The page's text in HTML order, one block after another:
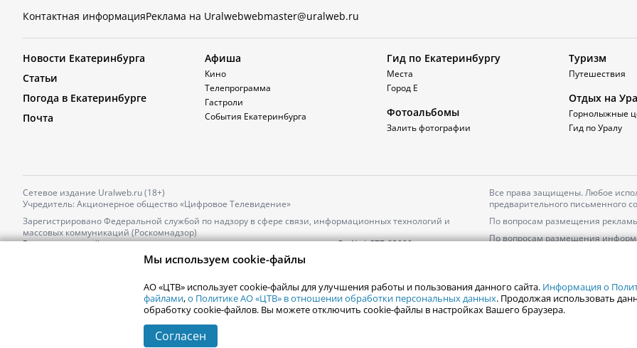
Контактная информацияРеклама на Uralwebwebmaster@uralweb.ru
Новости Екатеринбурга
Статьи
Погода в Екатеринбурге
Почта
Афиша
Кино
Телепрограмма
Гастроли
События Екатеринбурга
Гид по Екатеринбургу
Места
Город Е
Фотоальбомы
Залить фотографии
Туризм
Путешествия
Отдых на
Горнолыжные
Гид по Уралу
Сетевое издание Uralweb.ru (18+)
Учредитель: Акционерное общество «Цифровое Телевидение»
Зарегистрировано Федеральной службой по надзору в сфере связи, информационных технологий и
массовых коммуникаций (Роскомнадзор)
Регистрационный номер и дата принятия решения о регистрации: серияЭл № ФС77-82000
+7 (912) 244-87-87,
Электронный адрес редакции:news@uralweb.ru
Все права защищены. Любое
предварительного письменного
По вопросам размещения
По вопросам размещения
Екатеринбург
Мы используем cookie-файлы
АО «ЦТВ» использует cookie-файлы для улучшения работы и пользования данного сайта. Информация о
файлами,о Политике АО «ЦТВ» в отношении обработки персональных данных. Продолжая использовать
обработку cookie-файлов. Вы можете отключить cookie-файлы в настройках Вашего браузера.
Согласен